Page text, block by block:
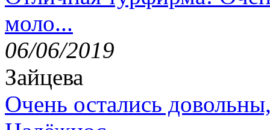
моло...
06/06/2019
Зайцева
Очень остались